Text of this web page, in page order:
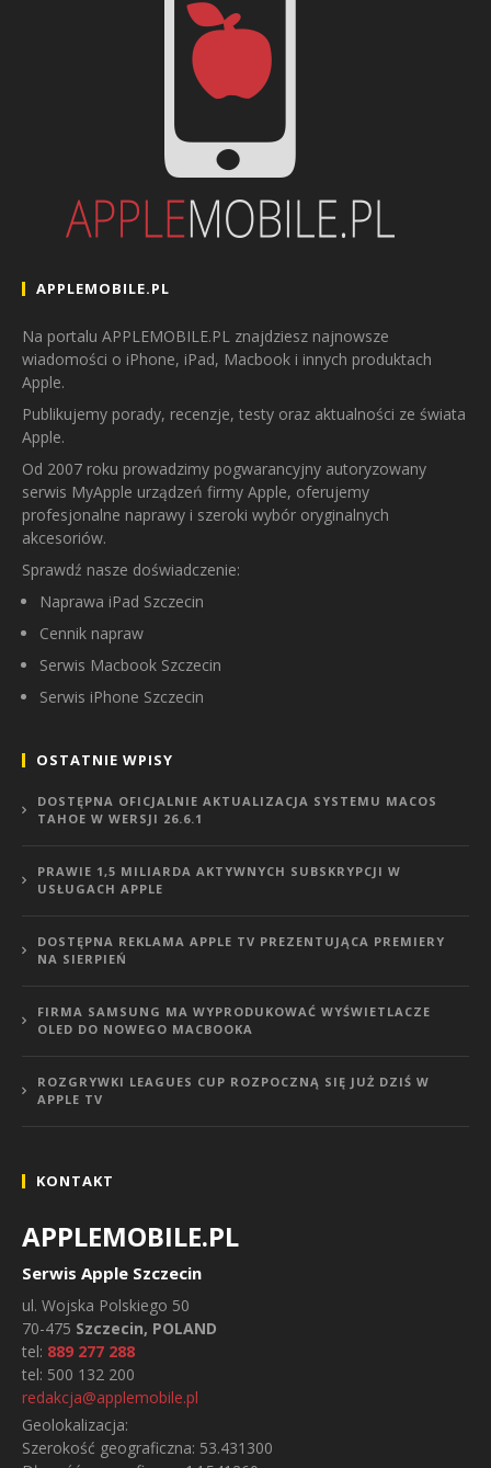
APPLEMOBILE.PL
Na portalu APPLEMOBILE.PL znajdziesz najnowsze
wiadomości o iPhone, iPad, Macbook i innych produktach
Apple.
Publikujemy porady, recenzje, testy oraz aktualności ze świata
Apple.
Od 2007 roku prowadzimy pogwarancyjny autoryzowany
serwis MyApple urządzeń firmy Apple, oferujemy
profesjonalne naprawy i szeroki wybór oryginalnych
akcesoriów.
Sprawdź nasze doświadczenie:
Naprawa iPad Szczecin
Cennik napraw
Serwis Macbook Szczecin
Serwis iPhone Szczecin
OSTATNIE WPISY
DOSTĘPNA OFICJALNIE AKTUALIZACJA SYSTEMU MACOS
TAHOE W WERSJI 26.6.1
PRAWIE 1,5 MILIARDA AKTYWNYCH SUBSKRYPCJI W
USŁUGACH APPLE
DOSTĘPNA REKLAMA APPLE TV PREZENTUJĄCA PREMIERY
NA SIERPIEŃ
FIRMA SAMSUNG MA WYPRODUKOWAĆ WYŚWIETLACZE
OLED DO NOWEGO MACBOOKA
ROZGRYWKI LEAGUES CUP ROZPOCZNĄ SIĘ JUŻ DZIŚ W
APPLE TV
KONTAKT
APPLEMOBILE.PL
Serwis Apple Szczecin
ul. Wojska Polskiego 50
70-475 Szczecin, POLAND
tel: 889 277 288
tel: 500 132 200
redakcja@applemobile.pl
Geolokalizacja:
Szerokość geograficzna: 53.431300